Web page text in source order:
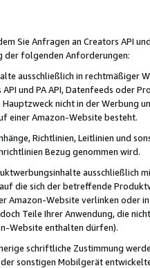
Sie Anfragen an Creators API
der folgenden Anforderungen:
ausschließlich in rechtmäßiger
und PA API, Datenfeeds oder
Hauptzweck nicht in der Werbung
einer Amazon-Website besteht.
Richtlinien, Leitlinien und
Bezug genommen wird.
ausschließlich
die sich der betreffende
Amazon-Website verlinken oder
Teile Ihrer Anwendung, die
Website enthalten dürfen).
schriftliche Zustimmung
sonstigen Mobilgerät